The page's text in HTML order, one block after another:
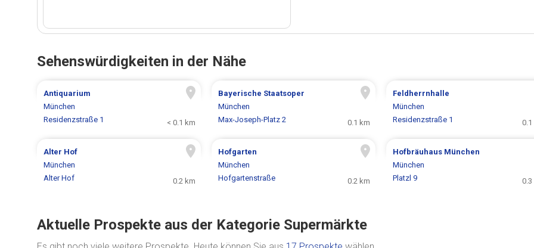
Sehenswürdigkeiten in der Nähe
Antiquarium
München
Residenzstraße 1
< 0.1 km
Bayerische Staatsoper
München
Max-Joseph-Platz 2
0.1 km
Feldherrnhalle
München
Residenzstraße 1
0.1
Alter Hof
München
Alter Hof
0.2 km
Hofgarten
München
Hofgartenstraße
0.2 km
Hofbräuhaus München
München
Platzl 9
0.3
Aktuelle Prospekte aus der Kategorie Supermärkte